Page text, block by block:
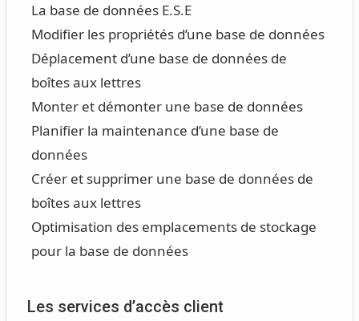
La base de données E.S.E
Modifier les propriétés d’une base de données
Déplacement d’une base de données de
boîtes aux lettres
Monter et démonter une base de données
Planifier la maintenance d’une base de
données
Créer et supprimer une base de données de
boîtes aux lettres
Optimisation des emplacements de stockage
pour la base de données
Les services d’accès client